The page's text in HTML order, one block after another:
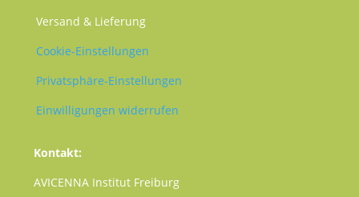
Versand & Lieferung
Cookie-Einstellungen
Privatsphäre-Einstellungen
Einwilligungen widerrufen
Kontakt:
AVICENNA Institut Freiburg